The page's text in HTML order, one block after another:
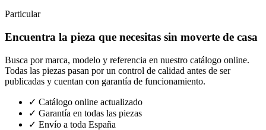
Particular
Encuentra la pieza que necesitas sin moverte de casa
Busca por marca, modelo y referencia en nuestro catálogo online.
Todas las piezas pasan por un control de calidad antes de ser
publicadas y cuentan con garantía de funcionamiento.
✓ Catálogo online actualizado
✓ Garantía en todas las piezas
✓ Envío a toda España